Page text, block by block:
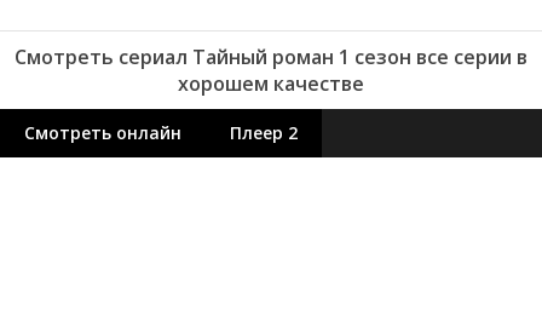
Смотреть сериал Тайный роман 1 сезон все серии в
хорошем качестве
Смотреть онлайн Плеер 2